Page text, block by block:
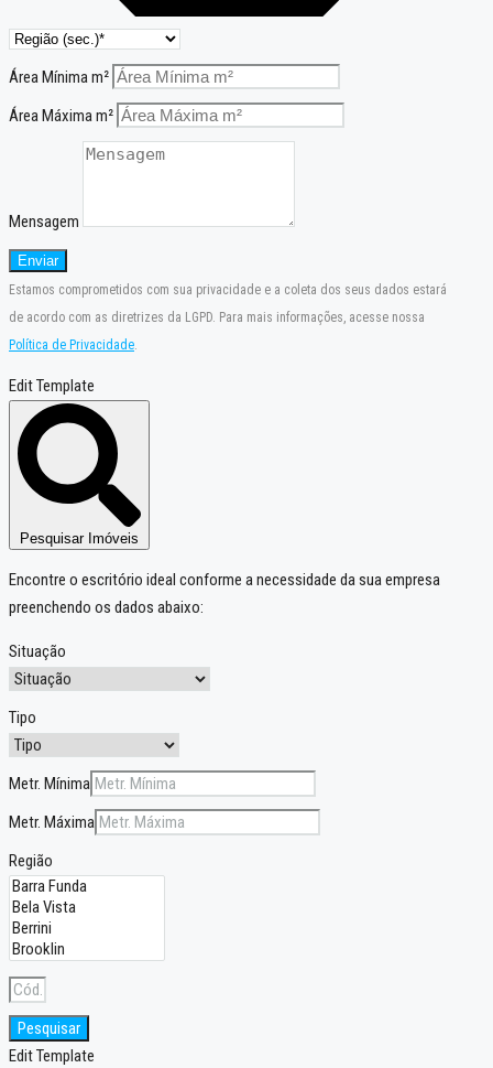
Área Mínima m²
Área Máxima m²
Mensagem
Enviar
Estamos comprometidos com sua privacidade e a coleta dos seus dados estará
de acordo com as diretrizes da LGPD. Para mais informações, acesse nossa
Política de Privacidade.
Edit Template
Pesquisar Imóveis
Encontre o escritório ideal conforme a necessidade da sua empresa
preenchendo os dados abaixo:
Situação
Tipo
Metr. Mínima
Metr. Máxima
Região
Pesquisar
Edit Template